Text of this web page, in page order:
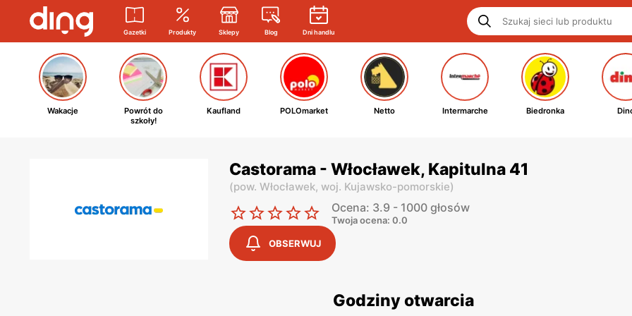
Gazetki Produkty Sklepy Blog Dni handlu
Wakacje
Powrót do
szkoły!
Kaufland POLOmarket Netto Intermarche Biedronka
Castorama - Włocławek, Kapitulna 41
(pow. Włocławek, woj. Kujawsko-pomorskie)
Ocena: 3.9 - 1000 głosów
Twoja ocena: 0.0
OBSERWUJ
Godziny otwarcia